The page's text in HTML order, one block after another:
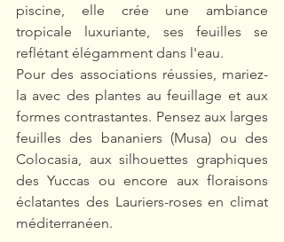
piscine, elle crée une ambiance
tropicale luxuriante, ses feuilles se
reflétant élégamment dans l'eau.
Pour des associations réussies, mariez-
la avec des plantes au feuillage et aux
formes contrastantes. Pensez aux larges
feuilles des bananiers (Musa) ou des
Colocasia, aux silhouettes graphiques
des Yuccas ou encore aux floraisons
éclatantes des Lauriers-roses en climat
méditerranéen.